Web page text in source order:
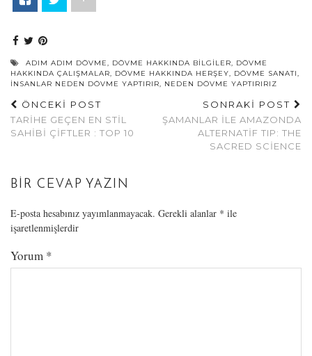
ADIM ADIM DÖVME, DÖVME HAKKINDA BILGILER, DÖVME
HAKKINDA ÇALIŞMALAR, DÖVME HAKKINDA HERŞEY, DÖVME SANATI,
INSANLAR NEDEN DÖVME YAPTIRIR, NEDEN DÖVME YAPTIRIRIZ
ÖNCEKİ POST
TARIHE GEÇEN EN STIL
SAHIBI ÇIFTLER : TOP 10
SONRAKİ POST
ŞAMANLAR ILE AMAZONDA
ALTERNATIF TIP: THE
SACRED SCIENCE
BIR CEVAP YAZIN
E-posta hesabınız yayımlanmayacak. Gerekli alanlar * ile
işaretlenmişlerdir
Yorum *